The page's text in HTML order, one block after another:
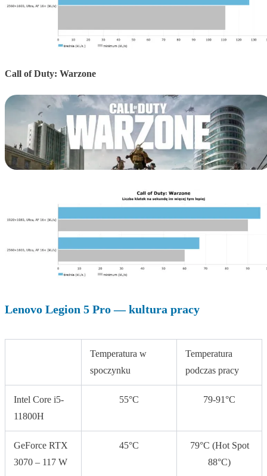
Call of Duty: Warzone
Lenovo Legion 5 Pro — kultura pracy
Temperatura w
spoczynku
Temperatura
podczas pracy
Intel Core i5-
11800H
55°C 79-91°C
GeForce RTX
3070 – 117 W
45°C
79°C (Hot Spot
88°C)